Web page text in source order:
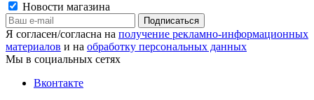
Новости магазина
Я согласен/согласна на получение рекламно-информационных
материалов и на обработку персональных данных
Мы в социальных сетях
Вконтакте